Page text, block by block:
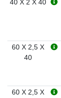
40 X 2 X 40
60 X 2,5 X
40
60 X 2,5 X